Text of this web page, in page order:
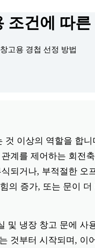
조건에 따
고용 경첩 선정 방법
이상의 역할을 합
계를 제어하는 회전
되거나, 부적절한 오
의 증가, 또는 문이
및 냉장 창고 문에 사
것부터 시작되며, 이